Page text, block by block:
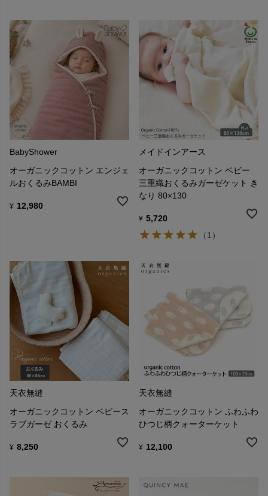
BabyShower
オーガニックコットン エンジェ
ルおくるみBAMBI
¥ 12,980
メイドインアース
オーガニックコットン ベビー
三重織おくるみガーゼケット き
なり 80×130
¥ 5,720
（1）
天衣無縫
オーガニックコットン ベビース
ラブガーゼ おくるみ
¥ 8,250
天衣無縫
オーガニックコットン ふわふわ
ひつじ柄クォーターケット
¥ 12,100